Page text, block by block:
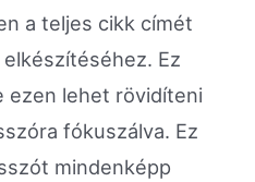
a teljes cikk címét
Ez
ezen lehet rövidíteni
fókuszálva. Ez
mindenképp